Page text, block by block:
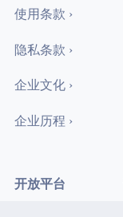
使用条款 ›
隐私条款 ›
企业文化 ›
企业历程 ›
开放平台